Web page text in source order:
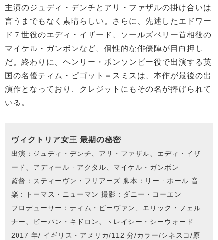
主演のジュディ・デンチとアリ・ファザルの掛け合いは
言うまでもなく素晴らしい。さらに、先述したエドワー
ド７世役のエディ・イザード、ソールズベリー首相役の
マイケル・ガンボンなど、個性的な俳優陣が目白押し
だ。終わりに、ヘンリー・ポンソンビー役で出演する英
国の名優ティム・ピゴット＝スミスは、本作が最後の出
演作となっており、クレジットにもその名が捧げられて
いる。
ヴィクトリア女王 最期の秘密
出演：ジュディ・デンチ、アリ・ファザル、エディ・イザ
ード、アディール・アクタル、マイケル・ガンボン
監督：スティーヴン・フリアーズ 脚本：リー・ホール 音
楽：トーマス・ニューマン 撮影：ダニー・コーエン
プロデューサー：ティム・ビーヴァン、エリック・フェル
ナー、ビーバン・キドロン、トレイシー・シーウォード
2017 年/ イギリス・アメリカ/112 分/カラー/シネスコ/原